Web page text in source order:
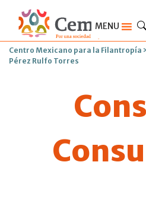
MENU
Centro Mexicano para la Filantropía
Pérez Rulfo Torres